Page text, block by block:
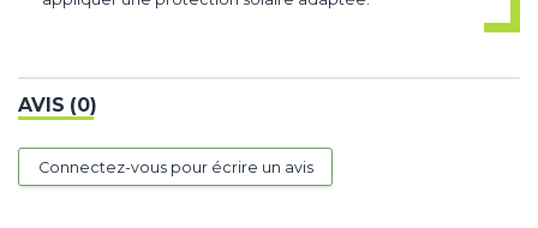
AVIS (0)
Connectez-vous pour écrire un avis